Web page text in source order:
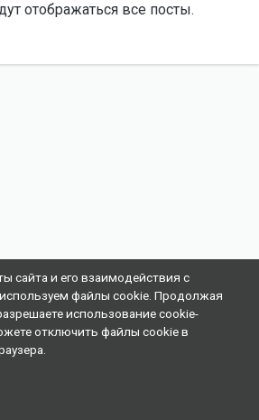
отображаться все посты.
сайта и его взаимодействия с
файлы cookie. Продолжая
использование cookie-
отключить файлы cookie в